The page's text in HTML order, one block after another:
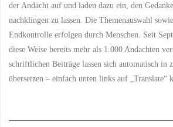
der Andacht auf und laden dazu ein, den
nachklingen zu lassen. Die Themenauswahl
Endkontrolle erfolgen durch Menschen. Seit
diese Weise bereits mehr als 1.000 Andachten
schriftlichen Beiträge lassen sich automatisch in
übersetzen – einfach unten links auf „Translate“